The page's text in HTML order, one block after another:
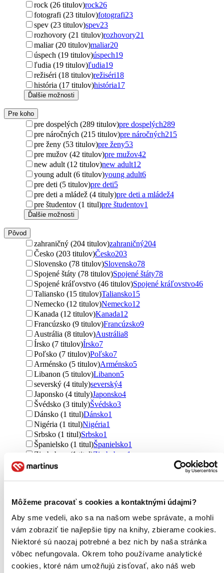
Môžeme pracovať s cookies a kontaktnými údajmi?
Aby sme vedeli, ako sa na našom webe správate, a mohli
vám zobraziť tie najlepšie tipy na knihy, zbierame cookies.
Niektoré sú naozaj potrebné a bez nich by naša stránka
vôbec nefungovala. Okrem toho používame analytické
cookies, ktoré nám umožňujú zisťovať, ako náš web
rock (26 titulov)rock26
fotografi (23 titulov)fotografi23
spev (23 titulov)spev23
rozhovory (21 titulov)rozhovory21
maliar (20 titulov)maliar20
úspech (19 titulov)úspech19
ľudia (19 titulov)ľudia19
režiséri (18 titulov)režiséri18
história (17 titulov)história17
Ďalšie možnosti
Pre koho
pre dospelých (289 titulov)pre dospelých289
pre náročných (215 titulov)pre náročných215
pre ženy (53 titulov)pre ženy53
pre mužov (42 titulov)pre mužov42
new adult (12 titulov)new adult12
young adult (6 titulov)young adult6
pre deti (5 titulov)pre deti5
pre deti a mládež (4 tituly)pre deti a mládež4
pre študentov (1 titul)pre študentov1
Ďalšie možnosti
Pôvod
zahraničný (204 titulov)zahraničný204
Česko (203 titulov)Česko203
Slovensko (78 titulov)Slovensko78
Spojené štáty (78 titulov)Spojené štáty78
Spojené kráľovstvo (46 titulov)Spojené kráľovstvo46
Taliansko (15 titulov)Taliansko15
Nemecko (12 titulov)Nemecko12
Kanada (12 titulov)Kanada12
Francúzsko (9 titulov)Francúzsko9
Austrália (8 titulov)Austrália8
Írsko (7 titulov)Írsko7
Poľsko (7 titulov)Poľsko7
Arménsko (5 titulov)Arménsko5
Libanon (5 titulov)Libanon5
severský (4 tituly)severský4
Japonsko (4 tituly)Japonsko4
Švédsko (3 tituly)Švédsko3
Dánsko (1 titul)Dánsko1
Nigéria (1 titul)Nigéria1
Srbsko (1 titul)Srbsko1
Španielsko (1 titul)Španielsko1
Zimbabwe (1 titul)Zimbabwe 1
Ďalšie možnosti
Autor
Frank Zöllner (13 titulov) Frank Zöllner13
Dana Čermáková (12 titulov)
Dana Čermáková
Adina Mandlová (10 titulov)
Adina Mandlová
10
Elton John (9 titulov)Elton John9
Rick Rubin (9 titulov)Rick Rubin9
Aleš Cibulka (8 titulov) Aleš Cibulka8
Hana Lasicová (8 titulov) Hana Lasicová8